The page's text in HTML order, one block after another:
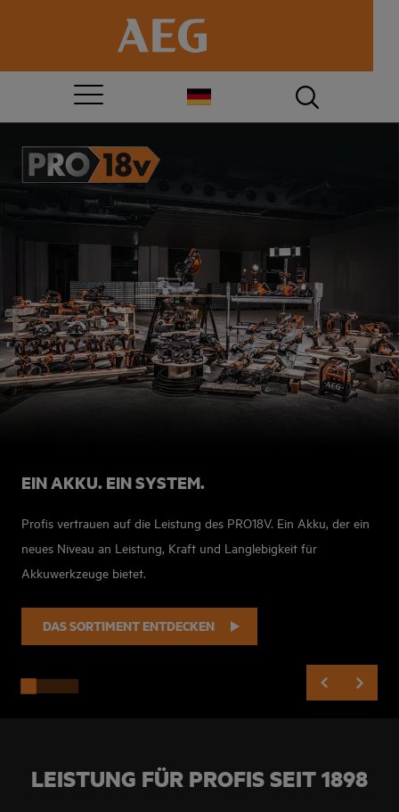
EIN AKKU. EIN SYSTEM.
Profis vertrauen auf die Leistung des PRO18V. Ein Akku, der ein
neues Niveau an Leistung, Kraft und Langlebigkeit für
Akkuwerkzeuge bietet.
DAS SORTIMENT ENTDECKEN
LEISTUNG FÜR PROFIS SEIT 1898